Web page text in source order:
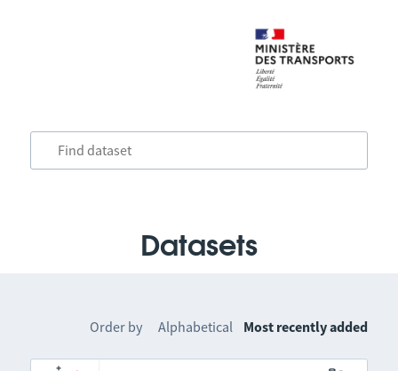
Datasets
Order by Alphabetical Most recently added